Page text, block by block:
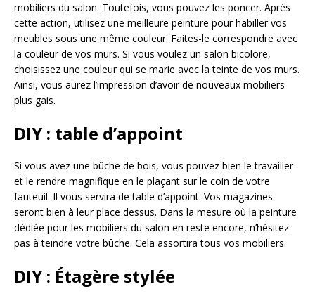
mobiliers du salon. Toutefois, vous pouvez les poncer. Après
cette action, utilisez une meilleure peinture pour habiller vos
meubles sous une même couleur. Faites-le correspondre avec
la couleur de vos murs. Si vous voulez un salon bicolore,
choisissez une couleur qui se marie avec la teinte de vos murs.
Ainsi, vous aurez l’impression d’avoir de nouveaux mobiliers
plus gais.
DIY : table d’appoint
Si vous avez une bûche de bois, vous pouvez bien le travailler
et le rendre magnifique en le plaçant sur le coin de votre
fauteuil. Il vous servira de table d’appoint. Vos magazines
seront bien à leur place dessus. Dans la mesure où la peinture
dédiée pour les mobiliers du salon en reste encore, n’hésitez
pas à teindre votre bûche. Cela assortira tous vos mobiliers.
DIY : Étagère stylée